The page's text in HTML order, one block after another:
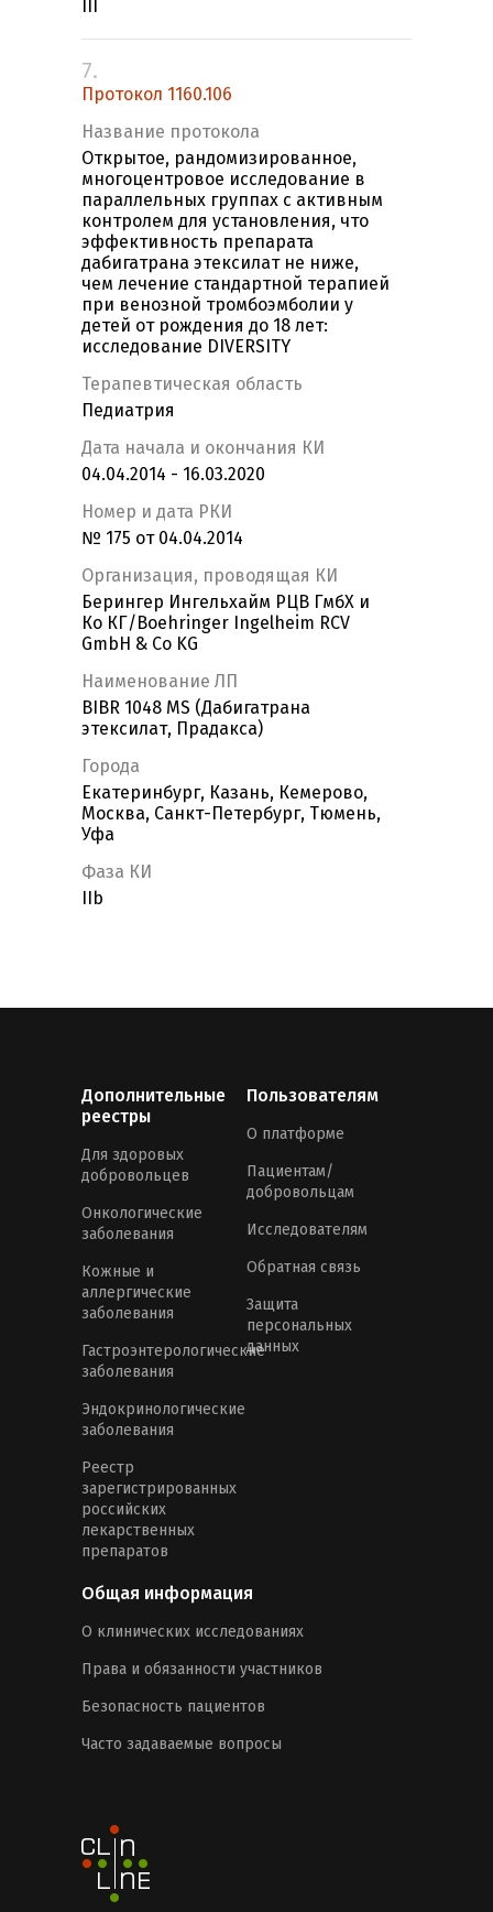
7.
Протокол 1160.106
Название протокола
Открытое, рандомизированное,
многоцентровое исследование в
параллельных группах с активным
контролем для установления, что
эффективность препарата
дабигатрана этексилат не ниже,
чем лечение стандартной терапией
при венозной тромбоэмболии у
детей от рождения до 18 лет:
исследование DIVERSITY
Терапевтическая область
Педиатрия
Дата начала и окончания КИ
04.04.2014 - 16.03.2020
Номер и дата РКИ
№ 175 от 04.04.2014
Организация, проводящая КИ
Берингер Ингельхайм РЦВ ГмбХ и
Ко КГ/Boehringer Ingelheim RCV
GmbH & Co KG
Наименование ЛП
BIBR 1048 MS (Дабигатрана
этексилат, Прадакса)
Города
Екатеринбург, Казань, Кемерово,
Москва, Санкт-Петербург, Тюмень,
Уфа
Фаза КИ
IIb
Дополнительные
реестры
Для здоровых
добровольцев
Онкологические
заболевания
Кожные и
аллергические
заболевания
Гастроэнтерологические
заболевания
Эндокринологические
заболевания
Реестр
зарегистрированных
российских
лекарственных
препаратов
Пользователям
О платформе
Пациентам/
добровольцам
Исследователям
Обратная связь
Защита
персональных
данных
Общая информация
О клинических исследованиях
Права и обязанности участников
Безопасность пациентов
Часто задаваемые вопросы